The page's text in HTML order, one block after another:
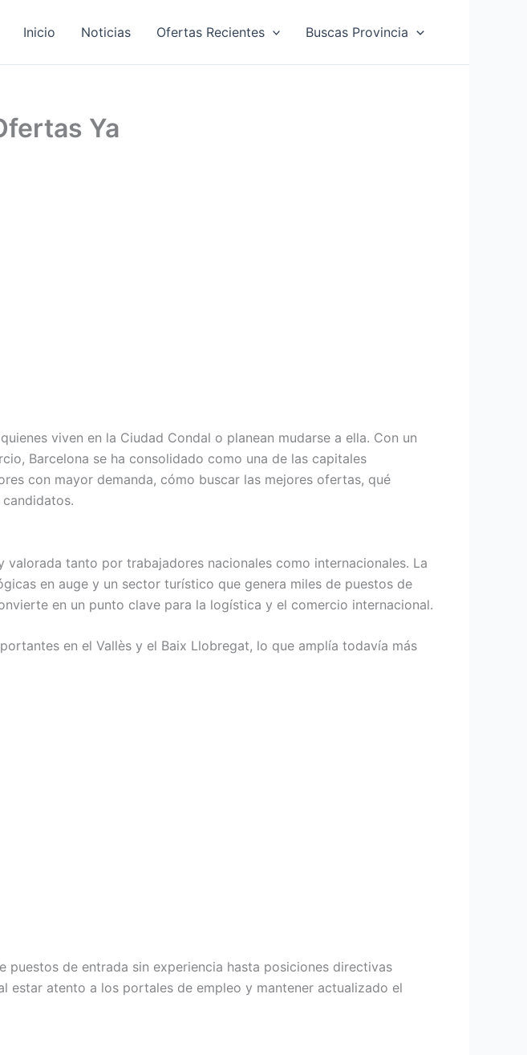
Inicio Noticias Ofertas Recientes Buscas Provincia
Ya
viven en la Ciudad Condal o planean mudarse a ella. Con un
Barcelona se ha consolidado como una de las capitales
con mayor demanda, cómo buscar las mejores ofertas, qué
tanto por trabajadores nacionales como internacionales. La
en auge y un sector turístico que genera miles de puestos de
en un punto clave para la logística y el comercio internacional.
en el Vallès y el Baix Llobregat, lo que amplía todavía más
puestos de entrada sin experiencia hasta posiciones directivas
estar atento a los portales de empleo y mantener actualizado el